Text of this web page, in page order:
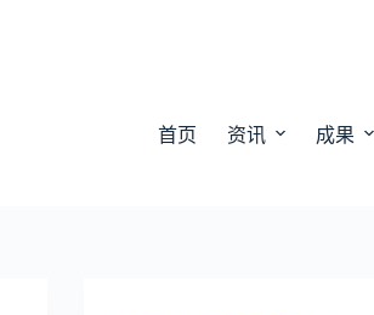
首页 资讯 成果